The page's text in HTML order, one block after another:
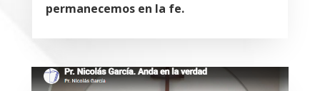
permanecemos en la fe.